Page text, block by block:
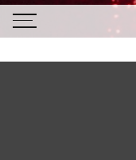
Sibiu!!!